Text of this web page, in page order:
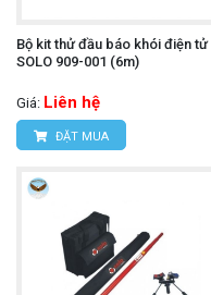
Bộ kit thử đầu báo khói điện tử
SOLO 909-001 (6m)
Giá: Liên hệ
ĐẶT MUA